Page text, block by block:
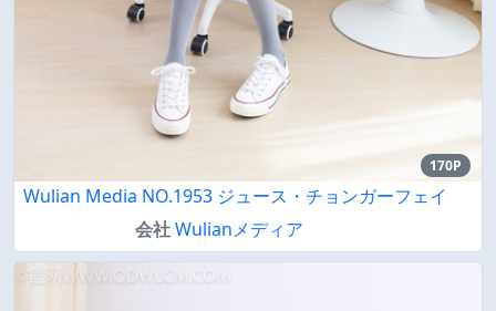
170P
Wulian Media NO.1953 ジュース・チョンガーフェイ
会社Wulianメディア